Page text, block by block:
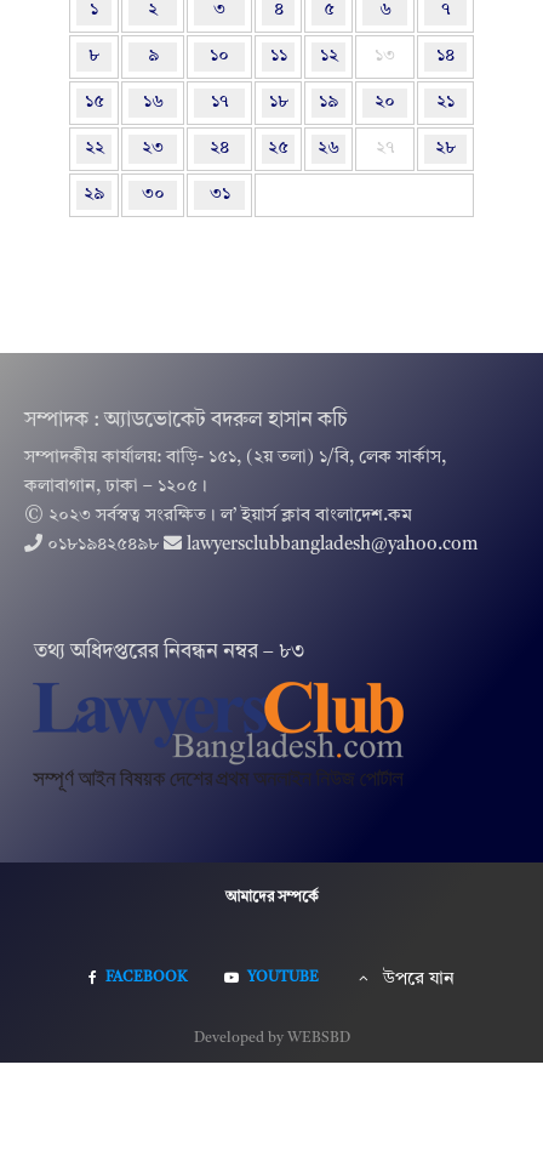
১ ২ ৩ ৪ ৫ ৬ ৭
৮ ৯ ১০ ১১ ১২ ১৩ ১৪
১৫ ১৬ ১৭ ১৮ ১৯ ২০ ২১
২২ ২৩ ২৪ ২৫ ২৬ ২৭ ২৮
২৯ ৩০ ৩১
সম্পাদক : অ্যাডভোকেট বদরুল হাসান কচি
সম্পাদকীয় কার্যালয়: বাড়ি- ১৫১, (২য় তলা) ১/বি, লেক সার্কাস,
কলাবাগান, ঢাকা – ১২০৫।
© ২০২৩ সর্বস্বত্ব সংরক্ষিত । ল’ ইয়ার্স ক্লাব বাংলাদেশ.কম
০১৮১৯৪২৫৪৯৮
lawyersclubbangladesh@yahoo.com
তথ‌্য অ‌ধিদপ্ত‌রের নিবন্ধন নম্বর – ৮৩
আমাদের সম্পর্কে
FACEBOOK YOUTUBE উপরে যান
Developed by WEBSBD